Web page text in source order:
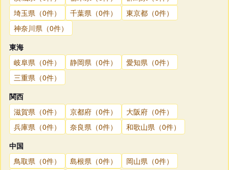
埼玉県（0件）
千葉県（0件）
東京都（0件）
神奈川県（0件）
東海
岐阜県（0件）
静岡県（0件）
愛知県（0件）
三重県（0件）
関西
滋賀県（0件）
京都府（0件）
大阪府（0件）
兵庫県（0件）
奈良県（0件）
和歌山県（0件）
中国
鳥取県（0件）
島根県（0件）
岡山県（0件）